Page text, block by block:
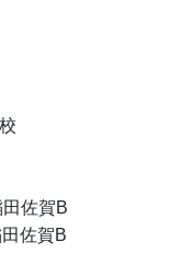
佐賀B
佐賀B